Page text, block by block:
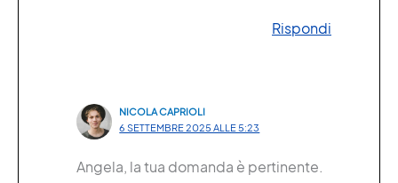
Rispondi
NICOLA CAPRIOLI
6 SETTEMBRE 2025 ALLE 5:23
Angela, la tua domanda è pertinente.